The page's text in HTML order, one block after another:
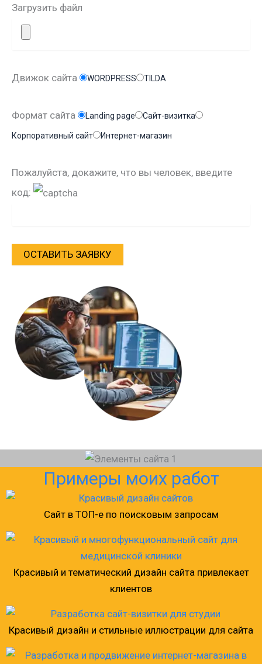
Загрузить файл
Движок сайта WORDPRESS TILDA
Формат сайта Landing page Сайт-визитка
Корпоративный сайт Интернет-магазин
Пожалуйста, докажите, что вы человек, введите
код:
Примеры моих работ
Сайт в ТОП-е по поисковым запросам
Красивый и тематический дизайн сайта привлекает
клиентов
Красивый дизайн и стильные иллюстрации для сайта